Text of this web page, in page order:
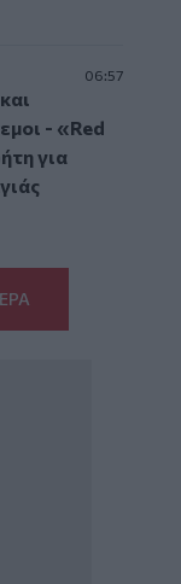
06:57
- «Red
για